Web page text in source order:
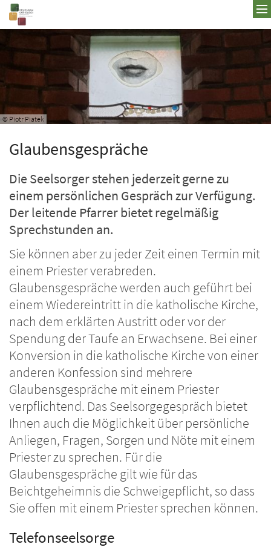
Zum Inhalt springen
© Piotr Piatek
Glaubensgespräche
Die Seelsorger stehen jederzeit gerne zu
einem persönlichen Gespräch zur Verfügung.
Der leitende Pfarrer bietet regelmäßig
Sprechstunden an.
Sie können aber zu jeder Zeit einen Termin mit
einem Priester verabreden.
Glaubensgespräche werden auch geführt bei
einem Wiedereintritt in die katholische Kirche,
nach dem erklärten Austritt oder vor der
Spendung der Taufe an Erwachsene. Bei einer
Konversion in die katholische Kirche von einer
anderen Konfession sind mehrere
Glaubensgespräche mit einem Priester
verpflichtend. Das Seelsorgegespräch bietet
Ihnen auch die Möglichkeit über persönliche
Anliegen, Fragen, Sorgen und Nöte mit einem
Priester zu sprechen. Für die
Glaubensgespräche gilt wie für das
Beichtgeheimnis die Schweigepflicht, so dass
Sie offen mit einem Priester sprechen können.
Telefonseelsorge